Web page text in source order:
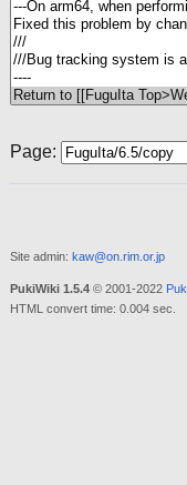
Page:
Site admin: kaw@on.rim.or.jp
PukiWiki 1.5.4© 2001-2022
HTML convert time: 0.004 sec.